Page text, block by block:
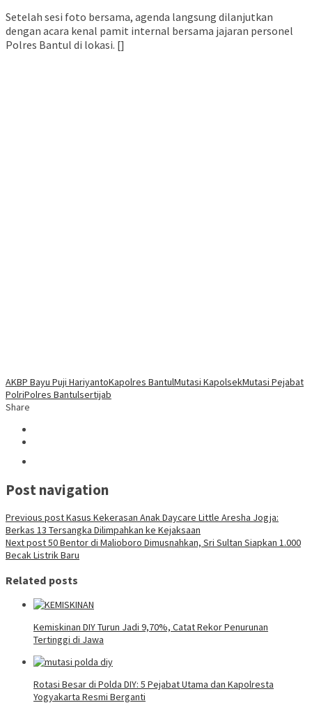
Setelah sesi foto bersama, agenda langsung dilanjutkan
dengan acara kenal pamit internal bersama jajaran personel
Polres Bantul di lokasi. []
AKBP Bayu Puji HariyantoKapolres BantulMutasi KapolsekMutasi Pejabat
PolriPolres Bantulsertijab
Share
Post navigation
Previous postKasus Kekerasan Anak Daycare Little Aresha Jogja:
Berkas 13 Tersangka Dilimpahkan ke Kejaksaan
Next post50 Bentor di Malioboro Dimusnahkan, Sri Sultan Siapkan 1.000
Becak Listrik Baru
Related posts
Kemiskinan DIY Turun Jadi 9,70%, Catat Rekor Penurunan
Tertinggi di Jawa
Rotasi Besar di Polda DIY: 5 Pejabat Utama dan Kapolresta
Yogyakarta Resmi Berganti